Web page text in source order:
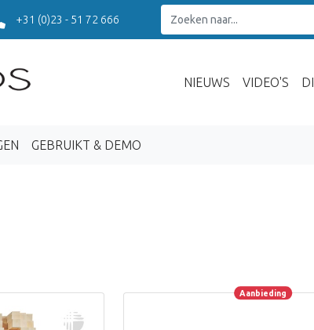
+31 (0)23 - 51 72 666
NIEUWS VIDEO'S
GEBRUIKT & DEMO
Aanbieding